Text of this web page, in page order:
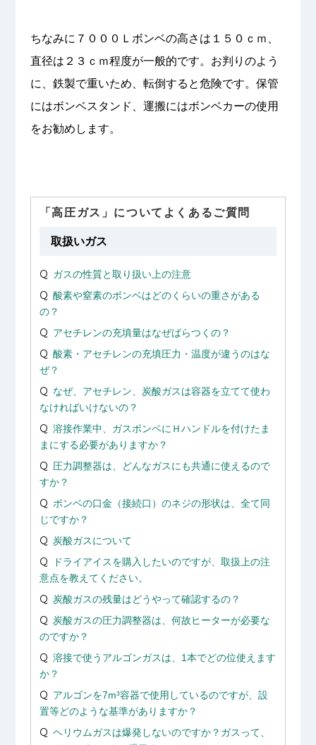
ちなみに７０００Ｌボンベの高さは１５０ｃｍ、
直径は２３ｃｍ程度が一般的です。お判りのよう
に、鉄製で重いため、転倒すると危険です。保管
にはボンベスタンド、運搬にはボンベカーの使用
をお勧めします。
「高圧ガス」についてよくあるご質問
取扱いガス
ガスの性質と取り扱い上の注意
酸素や窒素のボンベはどのくらいの重さがある
の？
アセチレンの充填量はなぜばらつくの？
酸素・アセチレンの充填圧力・温度が違うのはな
ぜ？
なぜ、アセチレン、炭酸ガスは容器を立てて使わ
なければいけないの？
溶接作業中、ガスボンベにＨハンドルを付けたま
まにする必要がありますか？
圧力調整器は、どんなガスにも共通に使えるので
すか？
ボンベの口金（接続口）のネジの形状は、全て同
じですか？
炭酸ガスについて
ドライアイスを購入したいのですが、取扱上の注
意点を教えてください。
炭酸ガスの残量はどうやって確認するの？
炭酸ガスの圧力調整器は、何故ヒーターが必要な
のですか？
溶接で使うアルゴンガスは、1本でどの位使えます
か？
アルゴンを7m³容器で使用しているのですが、設
置等どのような基準がありますか？
ヘリウムガスは爆発しないのですか？ガスって、